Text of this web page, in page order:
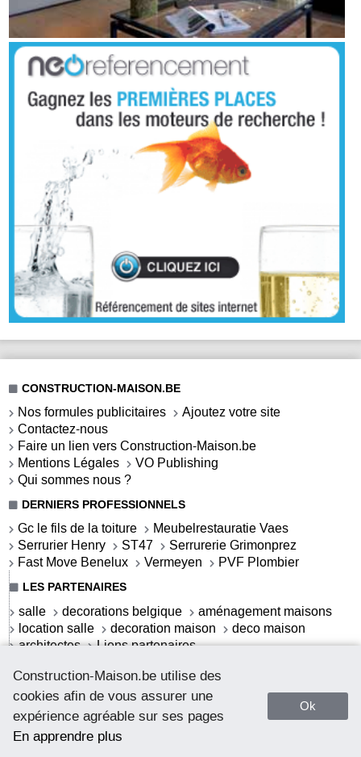
Construction-Maison.be utilise des
cookies afin de vous assurer une
expérience agréable sur ses pages
En apprendre plus
Ok
CONSTRUCTION-MAISON.BE
Nos formules publicitaires
Ajoutez votre site
Contactez-nous
Faire un lien vers Construction-Maison.be
Mentions Légales
VO Publishing
Qui sommes nous ?
DERNIERS PROFESSIONNELS
Gc le fils de la toiture
Meubelrestauratie Vaes
Serrurier Henry
ST47
Serrurerie Grimonprez
Fast Move Benelux
Vermeyen PVF Plombier
LES PARTENAIRES
salle decorations belgique
aménagement maisons
location salle
decoration maison
deco maison
architectes
Liens partenaires
LES ACTUALITÉS
S'offrir une salle de bains contemporaine
La salle de bains contemporaine
La salle de bains cottage
Webdeco.be - deco addicted
Comment débloquer un coffre-fort sans clé